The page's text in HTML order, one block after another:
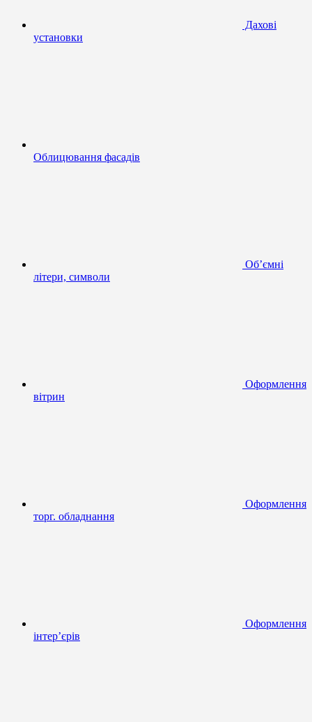
Дахові
установки
Облицювання фасадів
Об’ємні
літери, символи
Оформлення
вітрин
Оформлення
торг. обладнання
Оформлення
інтер’єрів